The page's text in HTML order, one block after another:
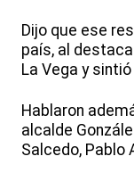
Dijo que ese
país, al
La Vega y
Hablaron
alcalde
Salcedo, Pablo